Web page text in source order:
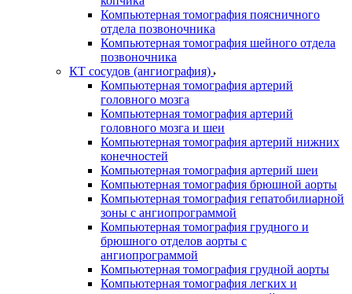
Компьютерная томография поясничного
отдела позвоночника
Компьютерная томография шейного отдела
позвоночника
КТ сосудов (ангиография)
Компьютерная томография артерий
головного мозга
Компьютерная томография артерий
головного мозга и шеи
Компьютерная томография артерий нижних
конечностей
Компьютерная томография артерий шеи
Компьютерная томография брюшной аорты
Компьютерная томография гепатобилиарной
зоны с ангиопрограммой
Компьютерная томография грудного и
брюшного отделов аорты с
ангиопрограммой
Компьютерная томография грудной аорты
Компьютерная томография легких и